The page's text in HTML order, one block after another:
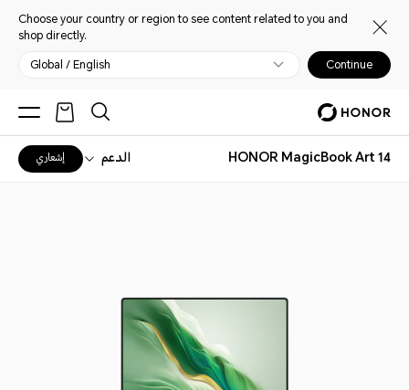
Choose your country or region to see content related to you and
shop directly.
Global / English Continue
HONOR MagicBook Art 14 الدعم إشعاري